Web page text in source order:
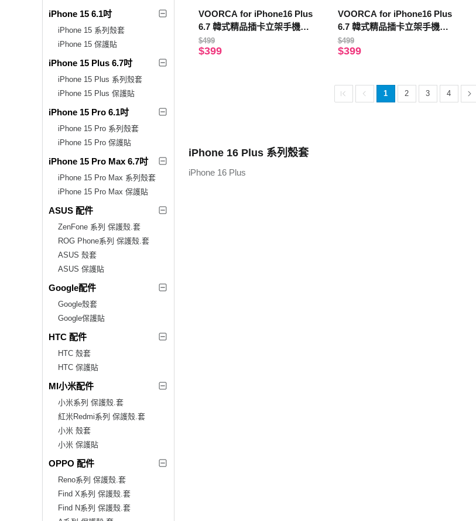
iPhone 15 6.1吋
iPhone 15 系列殼套
iPhone 15 保護貼
iPhone 15 Plus 6.7吋
iPhone 15 Plus 系列殼套
iPhone 15 Plus 保護貼
iPhone 15 Pro 6.1吋
iPhone 15 Pro 系列殼套
iPhone 15 Pro 保護貼
iPhone 15 Pro Max 6.7吋
iPhone 15 Pro Max 系列殼套
iPhone 15 Pro Max 保護貼
ASUS 配件
ZenFone 系列 保護殼.套
ROG Phone系列 保護殼.套
ASUS 殼套
ASUS 保護貼
Google配件
Google殼套
Google保護貼
HTC 配件
HTC 殼套
HTC 保護貼
MI小米配件
小米系列 保護殼.套
紅米Redmi系列 保護殼.套
小米 殼套
小米 保護貼
OPPO 配件
Reno系列 保護殼.套
Find X系列 保護殼.套
Find N系列 保護殼.套
VOORCA for iPhone16 Plus
6.7 韓式精品插卡立架手機皮
套(附手提吊帶)-黑
$499
$399
VOORCA for iPhone16 Plus
6.7 韓式精品插卡立架手機皮
套(附手提吊帶)-藍
$499
$399
1 2 3 4
iPhone 16 Plus 系列殼套
iPhone 16 Plus